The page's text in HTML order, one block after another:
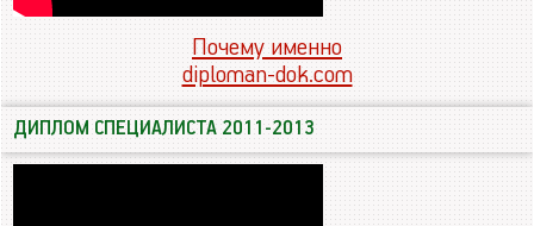
Почему именно
diploman-dok.com
ДИПЛОМ СПЕЦИАЛИСТА 2011-2013